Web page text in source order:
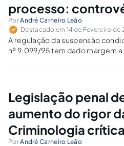
processo:
PorAndré Carneiro Leão
Destacado em 14 de Fevereiro de
A regulação da suspensão
nº 9.099/95 tem dado margem
condições podem ser impostas
anteriores ao início do período de
Legislação penal
aumento do rigor
Criminologia crítica
PorAndré Carneiro Leão